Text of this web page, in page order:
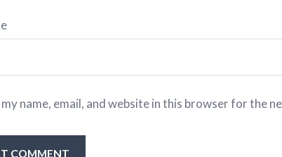
my name, email, and website in this browser for the